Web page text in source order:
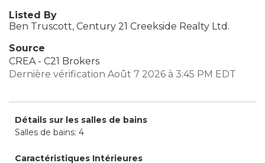
Listed By
Ben Truscott, Century 21 Creekside Realty Ltd.
Source
CREA - C21 Brokers
Dernière vérification Août 7 2026 à 3:45 PM EDT
Détails sur les salles de bains
Salles de bains: 4
Caractéristiques Intérieures